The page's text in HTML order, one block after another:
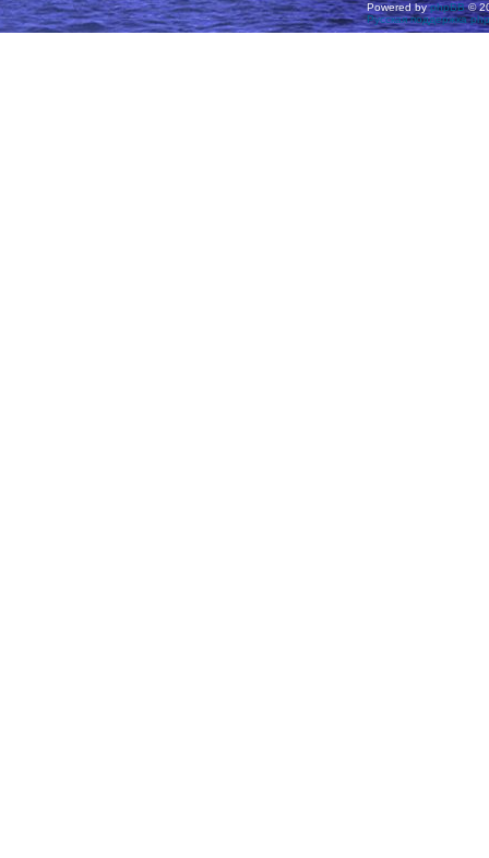
Powered byphpBB©
Русская поддержка